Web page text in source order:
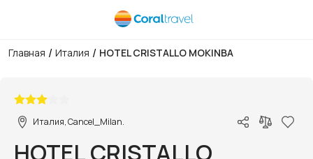
Главная / Италия / HOTEL CRISTALLO MOKINBA
Италия, Cancel_Milan.
HOTEL CRISTALLO